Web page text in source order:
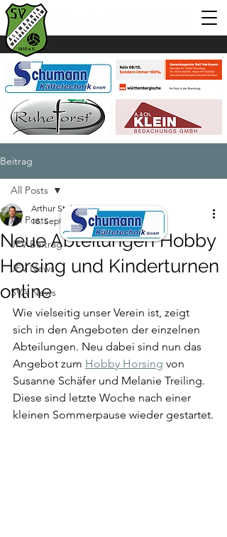
Beitrag
All Posts
JFV Beitrag
JFV News
SVA News
All Posts
Neue Abteilungen Hobby
Horsing und Kinderturnen
online
Arthur Stelter
18. Sept. 2023 1 Min. Lesezeit
Wie vielseitig unser Verein ist, zeigt
sich in den Angeboten der einzelnen
Abteilungen. Neu dabei sind nun das
Angebot zum Hobby Horsing von
Susanne Schäfer und Melanie Treiling.
Diese sind letzte Woche nach einer
kleinen Sommerpause wieder gestartet.